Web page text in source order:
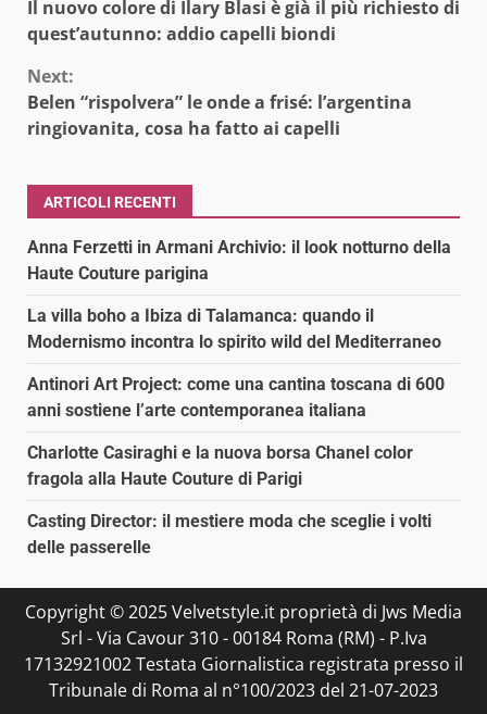
Reading
Il nuovo colore di Ilary Blasi è già il più richiesto di
quest’autunno: addio capelli biondi
Next:
Belen “rispolvera” le onde a frisé: l’argentina
ringiovanita, cosa ha fatto ai capelli
ARTICOLI RECENTI
Anna Ferzetti in Armani Archivio: il look notturno della
Haute Couture parigina
La villa boho a Ibiza di Talamanca: quando il
Modernismo incontra lo spirito wild del Mediterraneo
Antinori Art Project: come una cantina toscana di 600
anni sostiene l’arte contemporanea italiana
Charlotte Casiraghi e la nuova borsa Chanel color
fragola alla Haute Couture di Parigi
Casting Director: il mestiere moda che sceglie i volti
delle passerelle
Copyright © 2025 Velvetstyle.it proprietà di Jws Media
Srl - Via Cavour 310 - 00184 Roma (RM) - P.Iva
17132921002 Testata Giornalistica registrata presso il
Tribunale di Roma al n°100/2023 del 21-07-2023